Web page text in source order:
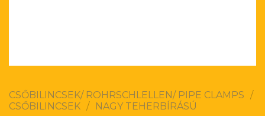
CSŐBILINCSEK/ ROHRSCHLELLEN/ PIPE CLAMPS /
CSŐBILINCSEK / NAGY TEHERBÍRÁSÚ